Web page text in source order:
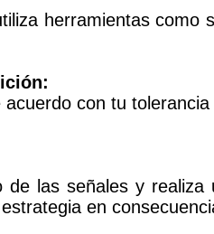
herramientas como
con tu
las señales y
en